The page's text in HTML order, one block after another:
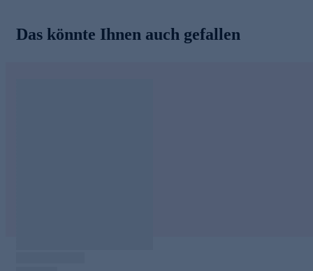
Das könnte Ihnen auch gefallen